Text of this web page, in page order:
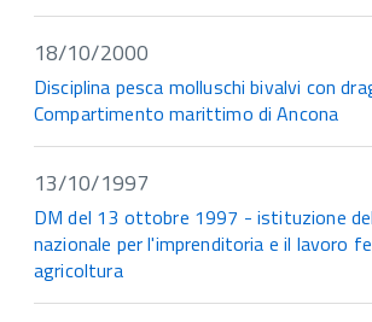
18/10/2000
Disciplina pesca molluschi bivalvi con
Compartimento marittimo di Ancona
13/10/1997
DM del 13 ottobre 1997 - istituzione
nazionale per l'imprenditoria e il lavoro
agricoltura